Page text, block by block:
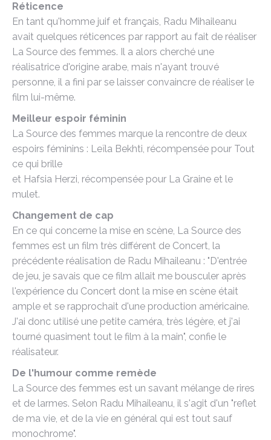
Réticence
En tant qu'homme juif et français, Radu Mihaileanu
avait quelques réticences par rapport au fait de réaliser
La Source des femmes. Il a alors cherché une
réalisatrice d'origine arabe, mais n'ayant trouvé
personne, il a fini par se laisser convaincre de réaliser le
film lui-même.
Meilleur espoir féminin
La Source des femmes marque la rencontre de deux
espoirs féminins : Leïla Bekhti, récompensée pour Tout
ce qui brille
et Hafsia Herzi, récompensée pour La Graine et le
mulet.
Changement de cap
En ce qui concerne la mise en scène, La Source des
femmes est un film très différent de Concert, la
précédente réalisation de Radu Mihaileanu : "D'entrée
de jeu, je savais que ce film allait me bousculer après
l'expérience du Concert dont la mise en scène était
ample et se rapprochait d'une production américaine.
J'ai donc utilisé une petite caméra, très légère, et j'ai
tourné quasiment tout le film à la main", confie le
réalisateur.
De l'humour comme remède
La Source des femmes est un savant mélange de rires
et de larmes. Selon Radu Mihaileanu, il s'agit d'un "reflet
de ma vie, et de la vie en général qui est tout sauf
monochrome".